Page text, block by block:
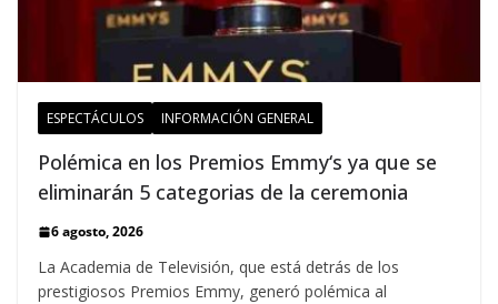
ESPECTÁCULOS INFORMACIÓN GENERAL
Polémica en los Premios Emmy‘s ya que se
eliminarán 5 categorias de la ceremonia
6 agosto, 2026
La Academia de Televisión, que está detrás de los
prestigiosos Premios Emmy, generó polémica al